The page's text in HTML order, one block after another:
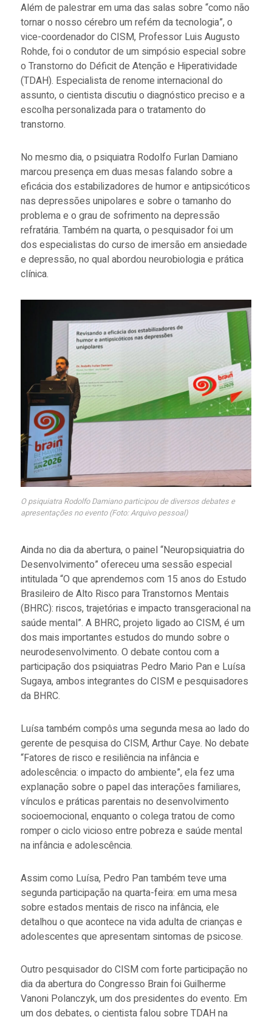
Além de palestrar em uma das salas sobre “como não
tornar o nosso cérebro um refém da tecnologia”, o
vice-coordenador do CISM, Professor Luis Augusto
Rohde, foi o condutor de um simpósio especial sobre
o Transtorno do Déficit de Atenção e Hiperatividade
(TDAH). Especialista de renome internacional do
assunto, o cientista discutiu o diagnóstico preciso e a
escolha personalizada para o tratamento do
transtorno.
No mesmo dia, o psiquiatra Rodolfo Furlan Damiano
marcou presença em duas mesas falando sobre a
eficácia dos estabilizadores de humor e antipsicóticos
nas depressões unipolares e sobre o tamanho do
problema e o grau de sofrimento na depressão
refratária. Também na quarta, o pesquisador foi um
dos especialistas do curso de imersão em ansiedade
e depressão, no qual abordou neurobiologia e prática
clínica.
O psiquiatra Rodolfo Damiano participou de diversos debates e
apresentações no evento (Foto: Arquivo pessoal)
Ainda no dia da abertura, o painel “Neuropsiquiatria do
Desenvolvimento” ofereceu uma sessão especial
intitulada “O que aprendemos com 15 anos do Estudo
Brasileiro de Alto Risco para Transtornos Mentais
(BHRC): riscos, trajetórias e impacto transgeracional na
saúde mental”. A BHRC, projeto ligado ao CISM, é um
dos mais importantes estudos do mundo sobre o
neurodesenvolvimento. O debate contou com a
participação dos psiquiatras Pedro Mario Pan e Luísa
Sugaya, ambos integrantes do CISM e pesquisadores
da BHRC.
Luísa também compôs uma segunda mesa ao lado do
gerente de pesquisa do CISM, Arthur Caye. No debate
“Fatores de risco e resiliência na infância e
adolescência: o impacto do ambiente”, ela fez uma
explanação sobre o papel das interações familiares,
vínculos e práticas parentais no desenvolvimento
socioemocional, enquanto o colega tratou de como
romper o ciclo vicioso entre pobreza e saúde mental
na infância e adolescência.
Assim como Luísa, Pedro Pan também teve uma
segunda participação na quarta-feira: em uma mesa
sobre estados mentais de risco na infância, ele
detalhou o que acontece na vida adulta de crianças e
adolescentes que apresentam sintomas de psicose.
Outro pesquisador do CISM com forte participação no
dia da abertura do Congresso Brain foi Guilherme
Vanoni Polanczyk, um dos presidentes do evento. Em
um dos debates, o cientista falou sobre TDAH na